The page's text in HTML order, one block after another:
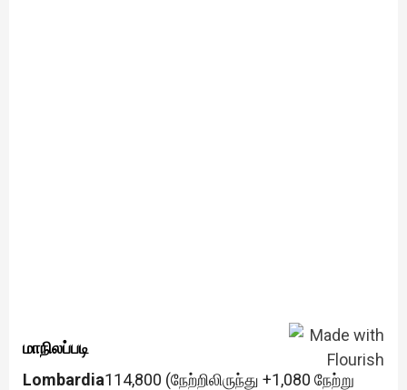
மாநிலப்படி
Lombardia114,800 (நேற்றிலிருந்து +1,080 நேற்று